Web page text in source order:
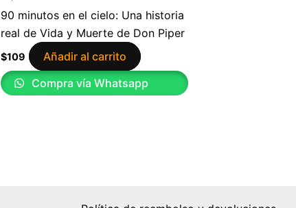
90 minutos en el cielo: Una historia
real de Vida y Muerte de Don Piper
$109
Añadir al carrito
Compra vía Whatsapp